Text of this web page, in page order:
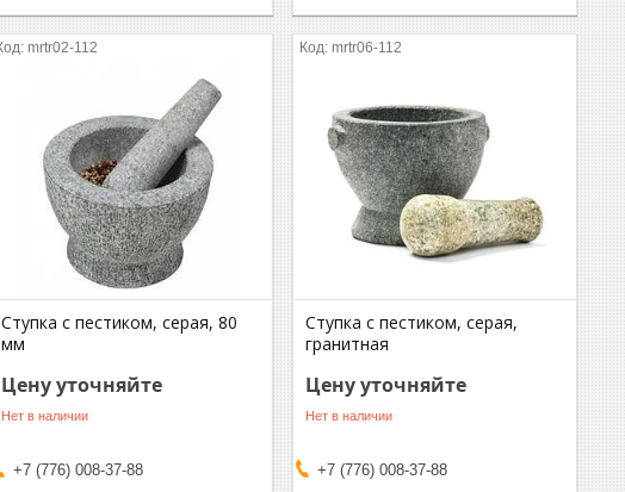
mrtr02-112
Ступка с пестиком, серая, 80
мм
Цену уточняйте
Нет в наличии
+7 (776) 008-37-88
mrtr06-112
Ступка с пестиком, серая,
гранитная
Цену уточняйте
Нет в наличии
+7 (776) 008-37-88